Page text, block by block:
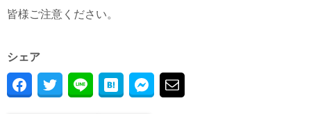
皆様ご注意ください。
シェア